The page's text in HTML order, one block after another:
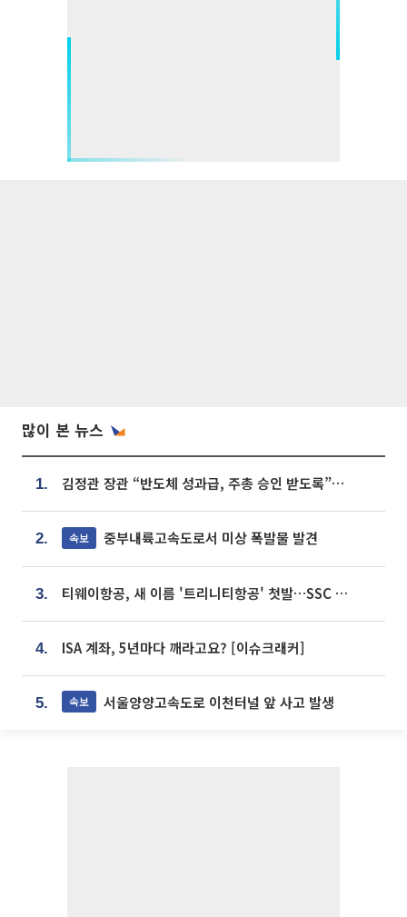
많이 본 뉴스
1. 김정관 장관 “반도체 성과급, 주총 승인 받도록”…상법·자본시장법 개정 시사
2. 속보 중부내륙고속도로서 미상 폭발물 발견
3. 티웨이항공, 새 이름 '트리니티항공' 첫발…SSC 전략 본격화
4. ISA 계좌, 5년마다 깨라고요? [이슈크래커]
5. 속보 서울양양고속도로 이천터널 앞 사고 발생